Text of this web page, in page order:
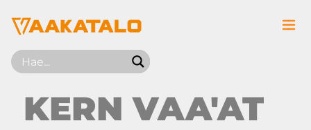
KERN VAA'AT